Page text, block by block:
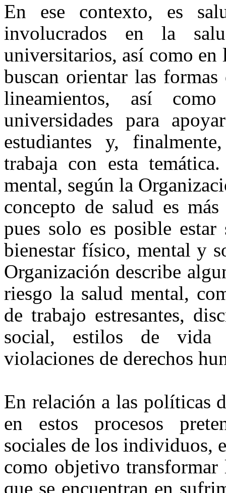
En ese contexto, es
involucrados en la
universitarios, así como
buscan orientar las
lineamientos, así
universidades para
estudiantes y,
trabaja con esta
mental, según la
concepto de salud es
pues solo es posible
bienestar físico, mental y
Organización describe
riesgo la salud mental,
de trabajo estresantes,
social, estilos de vida
violaciones de derechos
En relación a las políticas
en estos procesos
sociales de los individuos,
como objetivo
que se encuentran en